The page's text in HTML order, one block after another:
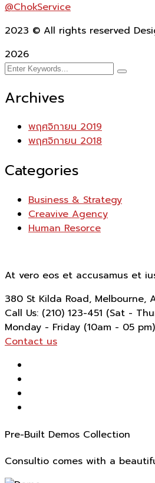
@ChokService
2023 © All rights reserved
2026
Archives
พฤศจิกายน 2019
พฤศจิกายน 2018
Categories
Business & Strategy
Creavive Agency
Human Resorce
At vero eos et accusamus et
380 St Kilda Road, Melbourne,
Call Us: (210) 123-451 (Sat -
Monday - Friday (10am - 05 pm)
Contact us
Pre-Built Demos Collection
Consultio comes with a